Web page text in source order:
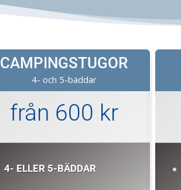
CAMPINGSTUGOR
4- och 5-bäddar
från 600 kr
4- ELLER 5-BÄDDAR